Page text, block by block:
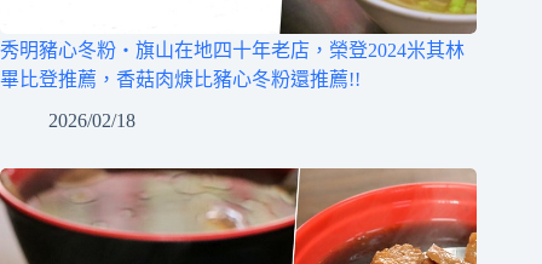
秀明豬心冬粉‧旗山在地四十年老店，榮登2024米其林
畢比登推薦，香菇肉焿比豬心冬粉還推薦!!
2026/02/18